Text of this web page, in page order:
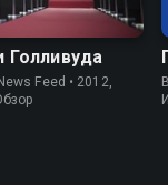
Голливуда
Feed • 2012,